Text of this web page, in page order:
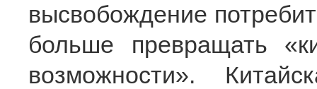
высвобождение
больше превращать
возможности».